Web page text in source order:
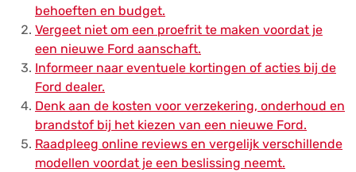
behoeften en budget.
Vergeet niet om een proefrit te maken voordat je
een nieuwe Ford aanschaft.
Informeer naar eventuele kortingen of acties bij de
Ford dealer.
Denk aan de kosten voor verzekering, onderhoud en
brandstof bij het kiezen van een nieuwe Ford.
Raadpleeg online reviews en vergelijk verschillende
modellen voordat je een beslissing neemt.